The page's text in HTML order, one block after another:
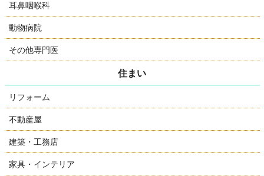
耳鼻咽喉科
動物病院
その他専門医
住まい
リフォーム
不動産屋
建築・工務店
家具・インテリア